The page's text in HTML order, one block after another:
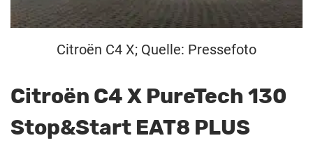
Citroën C4 X; Quelle: Pressefoto
Citroën C4 X PureTech 130
Stop&Start EAT8 PLUS